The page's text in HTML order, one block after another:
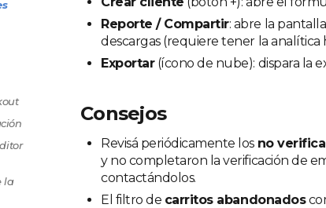
la
Reporte / Compartir: abre la pantalla
descargas (requiere tener la
Exportar(ícono de nube): dispara la
Consejos
Revisá periódicamente los no
y no completaron la verificación de
contactándolos.
El filtro de carritos abandonados